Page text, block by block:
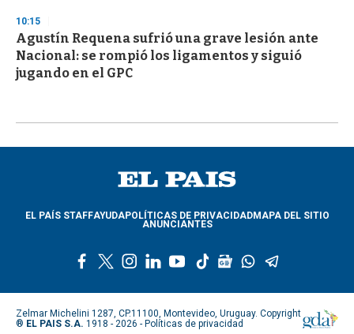
10:15
Agustín Requena sufrió una grave lesión ante
Nacional: se rompió los ligamentos y siguió
jugando en el GPC
EL PAÍS STAFFAYUDAPOLÍTICAS DE PRIVACIDADMAPA DEL SITIO
ANUNCIANTES
c
e
b
w
i
t
s
t
a
l
n
k
e
y
u
u
t
k
o
g
o
l
w
a
s
l
e
g
Zelmar Michelini 1287, CP.11100, Montevideo, Uruguay. Copyright
® EL PAIS S.A. 1918 - 2026 - Políticas de privacidad